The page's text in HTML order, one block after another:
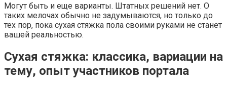
Могут быть и еще варианты. Штатных решений нет. О
таких мелочах обычно не задумываются, но только до
тех пор, пока сухая стяжка пола своими руками не станет
вашей реальностью.
Сухая стяжка: классика, вариации на
тему, опыт участников портала